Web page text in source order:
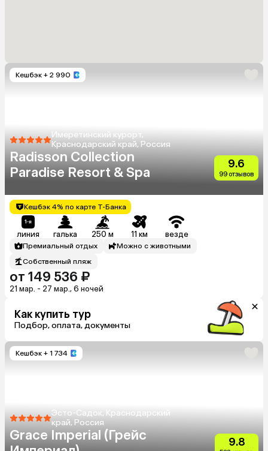
Кешбэк + 2 990
Имеретинский курорт,
Краснодарский край, Россия
Radisson Collection
Paradise Resort & Spa
9.6
99 отзывов
Кешбэк 4% по карте Т-Банка
линия галька 250 м 11 км везде
Премиальный отдых
Можно с животными
Собственный пляж
от 149 536 ₽
21 мар. - 27 мар., 6 ночей
Как купить тур
Подбор, оплата, документы
Кешбэк + 1 734
Эсто-Садок, Краснодарский
край, Россия
Grace Imperial (Грейс
9.8